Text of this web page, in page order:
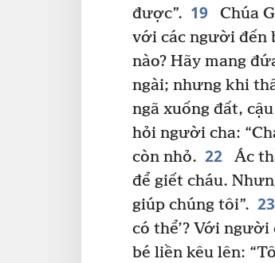
được”. 19 Chúa
với các người đến
nào? Hãy mang
ngài; nhưng khi
ngã xuống đất,
hỏi người cha:
còn nhỏ. 22
Ác
để giết cháu.
giúp chúng tôi”. 23
có thể’? Với
bé liền kêu lên: